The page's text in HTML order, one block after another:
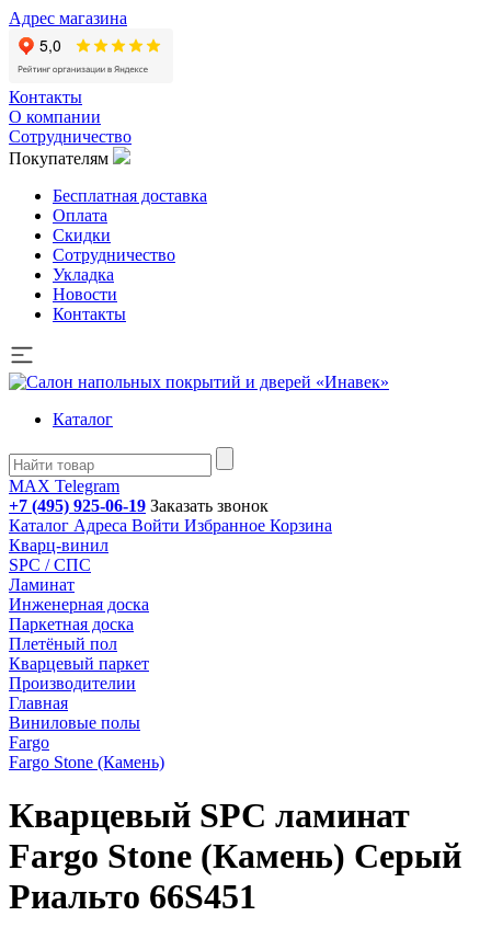
Адрес магазина
Контакты
О компании
Сотрудничество
Покупателям
Бесплатная доставка
Оплата
Скидки
Сотрудничество
Укладка
Новости
Контакты
Каталог
MAX Telegram
+7 (495) 925-06-19 Заказать звонок
Каталог Адреса Войти Избранное Корзина
Кварц-винил
SPC / СПС
Ламинат
Инженерная доска
Паркетная доска
Плетёный пол
Кварцевый паркет
Производителии
Главная
Виниловые полы
Fargo
Fargo Stone (Камень)
Кварцевый SPC ламинат
Fargo Stone (Камень) Серый
Риальто 66S451